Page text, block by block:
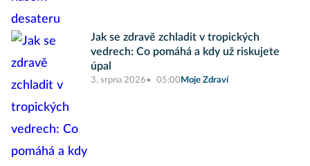
Jak se zdravě zchladit v tropických
vedrech: Co pomáhá a kdy už riskujete
úpal
3. srpna 2026 05:00 Moje Zdraví